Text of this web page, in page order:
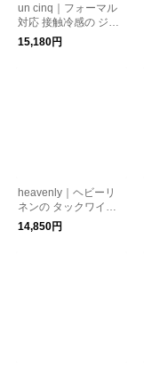
un cinq｜フォーマル
対応 接触冷感の ジャ
ンプスーツ
15,180円
heavenly｜ヘビーリ
ネンの タックワイド
パンツ
14,850円